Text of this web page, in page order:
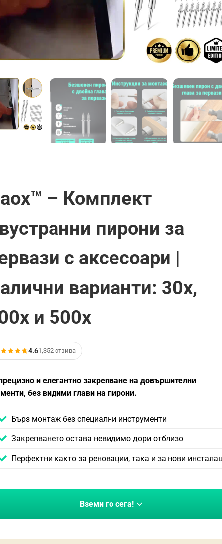
– Комплект
пирони за
с аксесоари |
варианти: 30x,
и 500x
4.61,352 отзива
и елегантно закрепване на довършителни
без видими глави на пирони.
Бърз монтаж без специални инструменти
Закрепването остава невидимо дори отблизо
Перфектни както за реновации, така и за нови
Вземи го сега!